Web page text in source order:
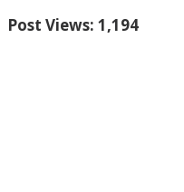
Post Views: 1,194